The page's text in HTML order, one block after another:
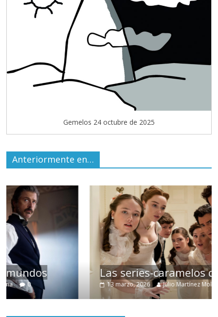
Gemelos 24 octubre de 2025
Anteriormente en…
Las series-caramelos de Shondaland
13 marzo, 2026 Julio Martínez Molina 0